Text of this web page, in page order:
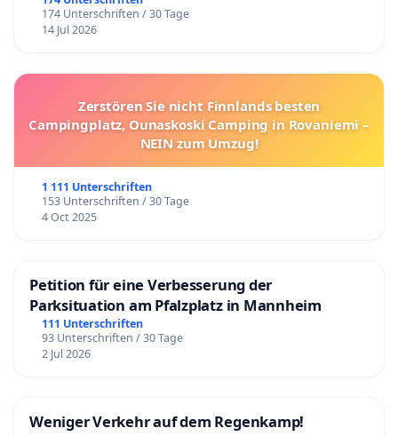
174 Unterschriften / 30 Tage
14 Jul 2026
Zerstören Sie nicht Finnlands besten
Campingplatz, Ounaskoski Camping in Rovaniemi –
NEIN zum Umzug!
1 111 Unterschriften
153 Unterschriften / 30 Tage
4 Oct 2025
Petition für eine Verbesserung der
Parksituation am Pfalzplatz in Mannheim
111 Unterschriften
93 Unterschriften / 30 Tage
2 Jul 2026
Weniger Verkehr auf dem Regenkamp!